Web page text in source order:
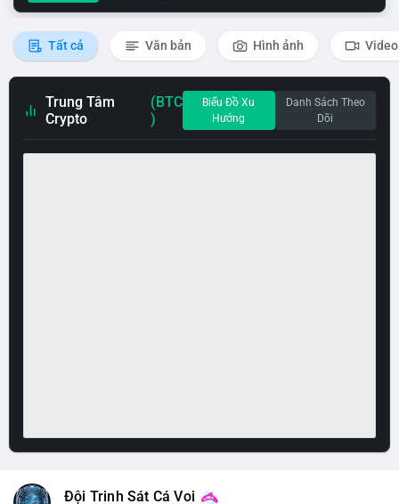
Tất cả Văn bản Hình ảnh Video
Trung Tâm
Crypto
(BTC
)
Biểu Đồ Xu
Hướng
Danh Sách Theo
Dõi
Đội Trinh Sát Cá Voi